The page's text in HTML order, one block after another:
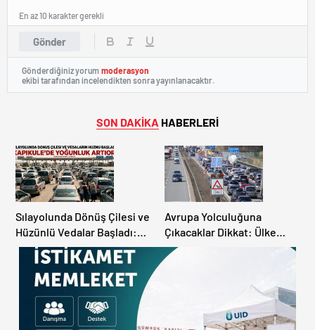
Gönder
En az 10 karakter gerekli
Gönderdiğiniz yorum moderasyon
ekibi tarafından incelendikten sonra yayınlanacaktır.
SON DAKİKA HABERLERİ
Sılayolunda Dönüş Çilesi ve
Hüzünlü Vedalar Başladı:
Kapıkule’de Yoğunluk
Artıyor!
Avrupa Yolculuğuna
Çıkacaklar Dikkat: Ülke
Ülke Güncel Trafik Kuralları,
Avrupa Otoyol Hız Limitleri